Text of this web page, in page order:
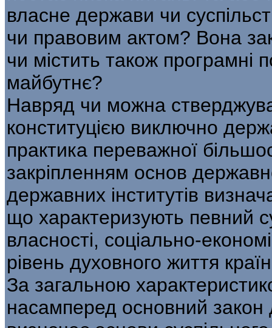
власне держави чи
чи правовим актом? Вона
чи містить також програмні
майбутнє?
Навряд чи можна
конституцією виключно
практика переважної
закріпленням основ
державних інститутів
що характеризують певний
власності, соціально-
рівень духовного життя
За загальною
насамперед основний закон